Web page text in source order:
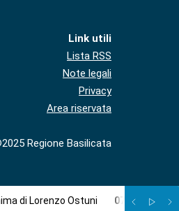
Link utili
Lista RSS
Note legali
Privacy
Area riservata
Regione Basilicata
di Lorenzo Ostuni 07 08 Più